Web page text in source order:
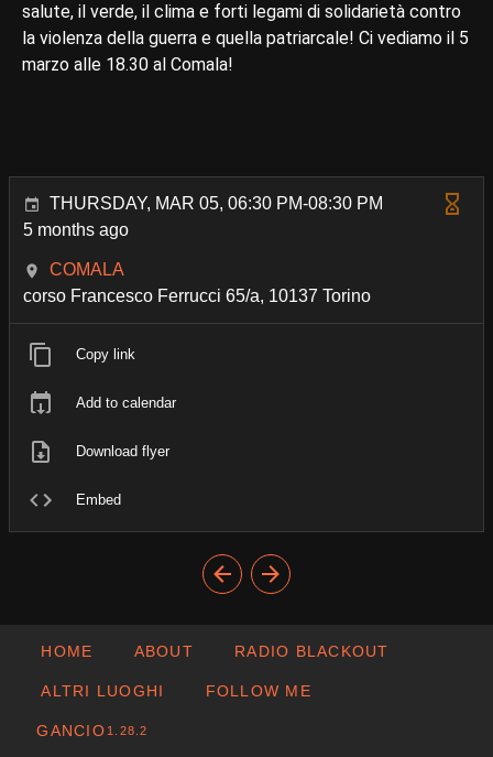
salute, il verde, il clima e forti legami di solidarietà contro
la violenza della guerra e quella patriarcale! Ci vediamo il 5
marzo alle 18.30 al Comala!
THURSDAY, MAR 05, 06:30 PM-08:30 PM
5 months ago
COMALA
corso Francesco Ferrucci 65/a, 10137 Torino
Copy link
Add to calendar
Download flyer
Embed
HOME ABOUT RADIO BLACKOUT
ALTRI LUOGHI FOLLOW ME
GANCIO 1.28.2